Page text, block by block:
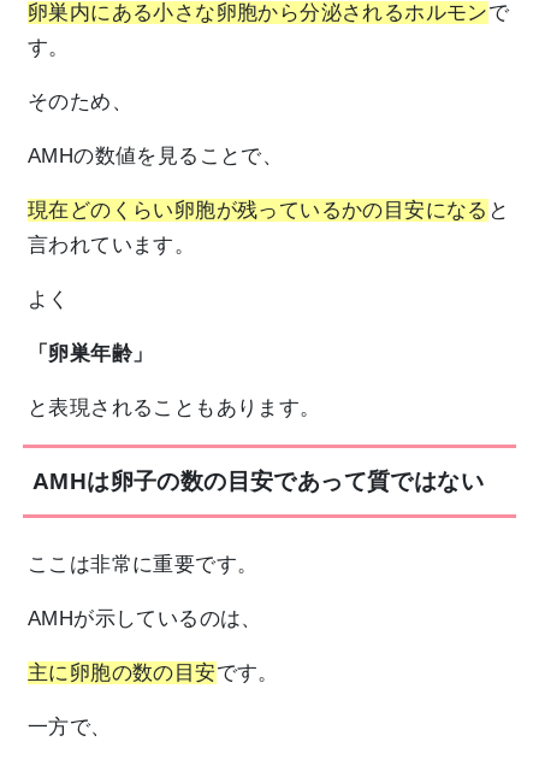
卵巣内にある小さな卵胞から分泌されるホルモンで
す。
そのため、
AMHの数値を見ることで、
現在どのくらい卵胞が残っているかの目安になる と
言われています。
よく
「卵巣年齢」
と表現されることもあります。
AMHは卵子の数の目安であって質ではない
ここは非常に重要です。
AMHが示しているのは、
主に卵胞の数の目安です。
一方で、